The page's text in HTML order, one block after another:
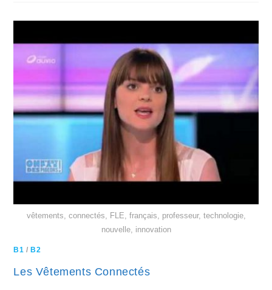
vêtements, connectés, FLE, français, professeur, technologie,
nouvelle, innovation
B1 / B2
Les Vêtements Connectés